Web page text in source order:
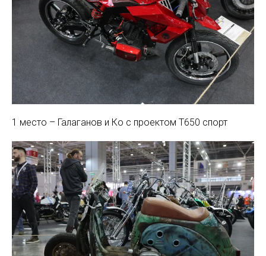
1 место – Галаганов и Ко с проектом Т650 спорт